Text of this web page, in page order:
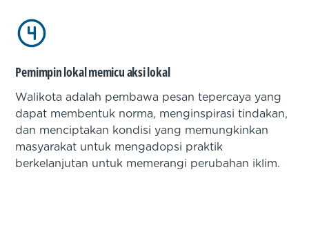
Pemimpin lokal memicu aksi lokal
Walikota adalah pembawa pesan tepercaya yang
dapat membentuk norma, menginspirasi tindakan,
dan menciptakan kondisi yang memungkinkan
masyarakat untuk mengadopsi praktik
berkelanjutan untuk memerangi perubahan iklim.